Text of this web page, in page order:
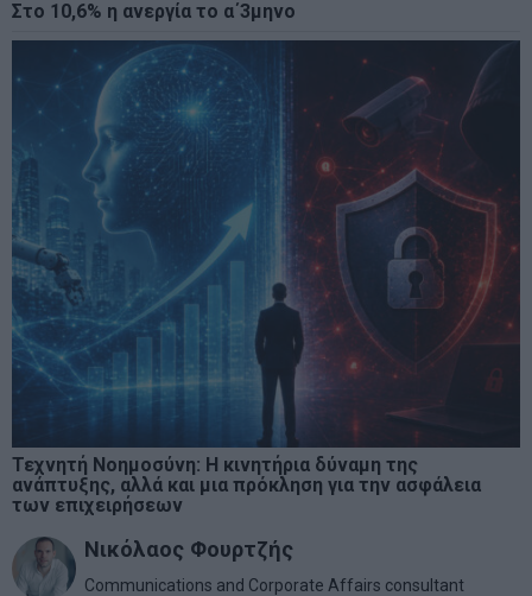
Στο 10,6% η ανεργία το α΄3μηνο
Τεχνητή Νοημοσύνη: Η κινητήρια δύναμη της
ανάπτυξης, αλλά και μια πρόκληση για την ασφάλεια
των επιχειρήσεων
Νικόλαος Φουρτζής
Communications and Corporate Affairs consultant